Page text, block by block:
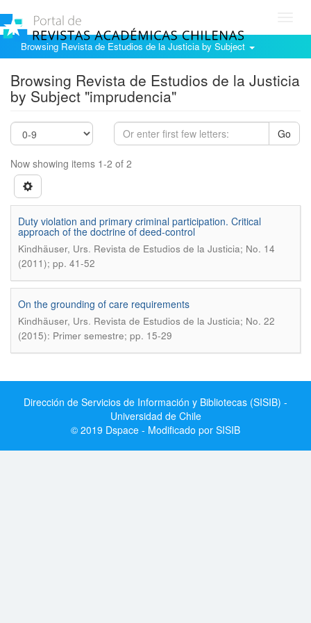
Browsing Revista de Estudios de la Justicia by Subject
Browsing Revista de Estudios de la Justicia
by Subject "imprudencia"
Go
Now showing items 1-2 of 2
Duty violation and primary criminal participation. Critical
approach of the doctrine of deed-control
Kindhäuser, Urs. Revista de Estudios de la Justicia; No. 14
(2011); pp. 41-52
On the grounding of care requirements
Kindhäuser, Urs. Revista de Estudios de la Justicia; No. 22
(2015): Primer semestre; pp. 15-29
Dirección de Servicios de Información y Bibliotecas (SISIB) -
Universidad de Chile
© 2019 Dspace - Modificado por SISIB